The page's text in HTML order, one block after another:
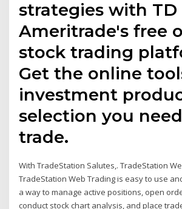
strategies with TD
Ameritrade's free
stock trading
Get the online
investment
selection you
trade.
With TradeStation Salutes,. TradeStation
TradeStation Web Trading is easy to use
a way to manage active positions, open
conduct stock chart analysis, and place